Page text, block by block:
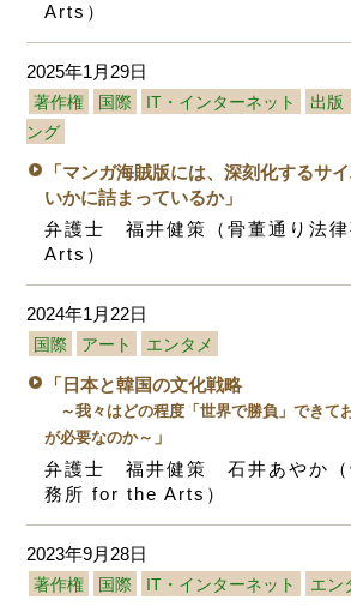
Arts）
2025年1月29日
著作権 国際 IT・インターネット 出版
ング
「マンガ海賊版には、深刻化するサ
いかに詰まっているか」
弁護士 福井健策（骨董通り法
Arts）
2024年1月22日
国際 アート エンタメ
「日本と韓国の文化戦略
～我々はどの程度「世界で勝負」できて
が必要なのか～ 」
弁護士 福井健策 石井あやか（
務所 for the Arts）
2023年9月28日
著作権 国際 IT・インターネット エン